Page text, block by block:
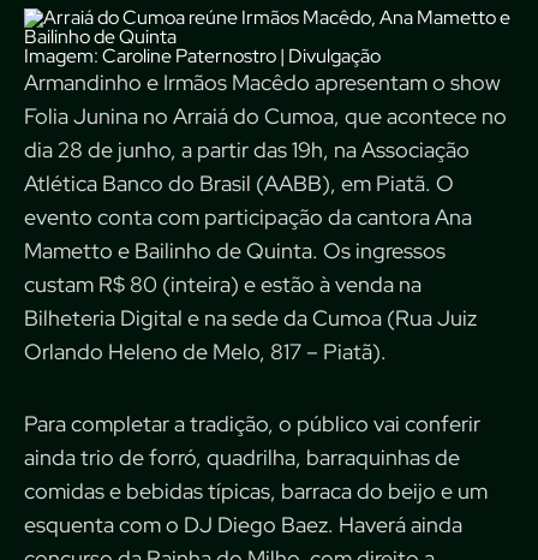
Imagem: Caroline Paternostro | Divulgação
Armandinho e Irmãos Macêdo apresentam o show
Folia Junina no Arraiá do Cumoa, que acontece no
dia 28 de junho, a partir das 19h, na Associação
Atlética Banco do Brasil (AABB), em Piatã. O
evento conta com participação da cantora Ana
Mametto e Bailinho de Quinta. Os ingressos
custam R$ 80 (inteira) e estão à venda na
Bilheteria Digital e na sede da Cumoa (Rua Juiz
Orlando Heleno de Melo, 817 – Piatã).
Para completar a tradição, o público vai conferir
ainda trio de forró, quadrilha, barraquinhas de
comidas e bebidas típicas, barraca do beijo e um
esquenta com o DJ Diego Baez. Haverá ainda